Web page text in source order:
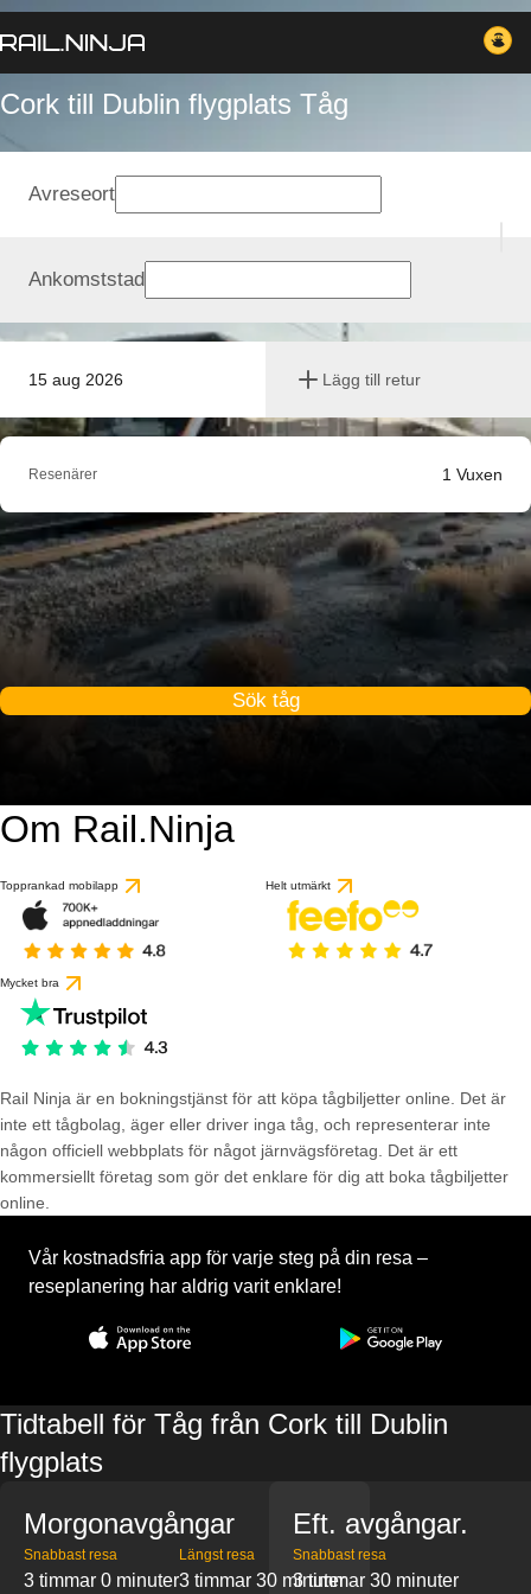
Cork till Dublin flygplats Tåg
15 aug 2026 Lägg till retur
Avreseort
Ankomststad
Resenärer 1 Vuxen
Sök tåg
Om Rail.Ninja
Topprankad mobilapp Helt utmärkt
Mycket bra
Rail Ninja är en bokningstjänst för att köpa tågbiljetter online. Det är
inte ett tågbolag, äger eller driver inga tåg, och representerar inte
någon officiell webbplats för något järnvägsföretag. Det är ett
kommersiellt företag som gör det enklare för dig att boka tågbiljetter
online.
Vår kostnadsfria app för varje steg på din resa –
reseplanering har aldrig varit enklare!
Tidtabell för Tåg från Cork till Dublin
flygplats
Morgonavgångar
Snabbast resa
3 timmar 0 minuter
Längst resa
3 timmar 30 minuter
Eft. avgångar.
Snabbast resa
3 timmar 30 minuter